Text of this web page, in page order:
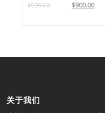
$999.00 $900.00
关于我们